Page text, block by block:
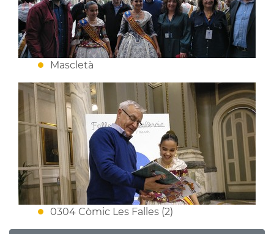
Mascletà
0304 Còmic Les Falles (2)